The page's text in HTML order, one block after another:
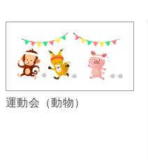
運動会（動物）